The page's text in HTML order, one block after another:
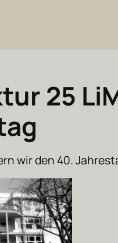
25
wir den 40.